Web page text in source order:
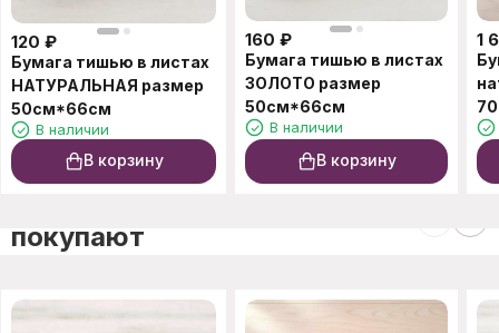
120 ₽
Бумага тишью в листах
НАТУРАЛЬНАЯ размер
50см*66см
В наличии
В корзину
160 ₽
Бумага тишью в листах
ЗОЛОТО размер
50см*66см
В наличии
В корзину
1
покупают